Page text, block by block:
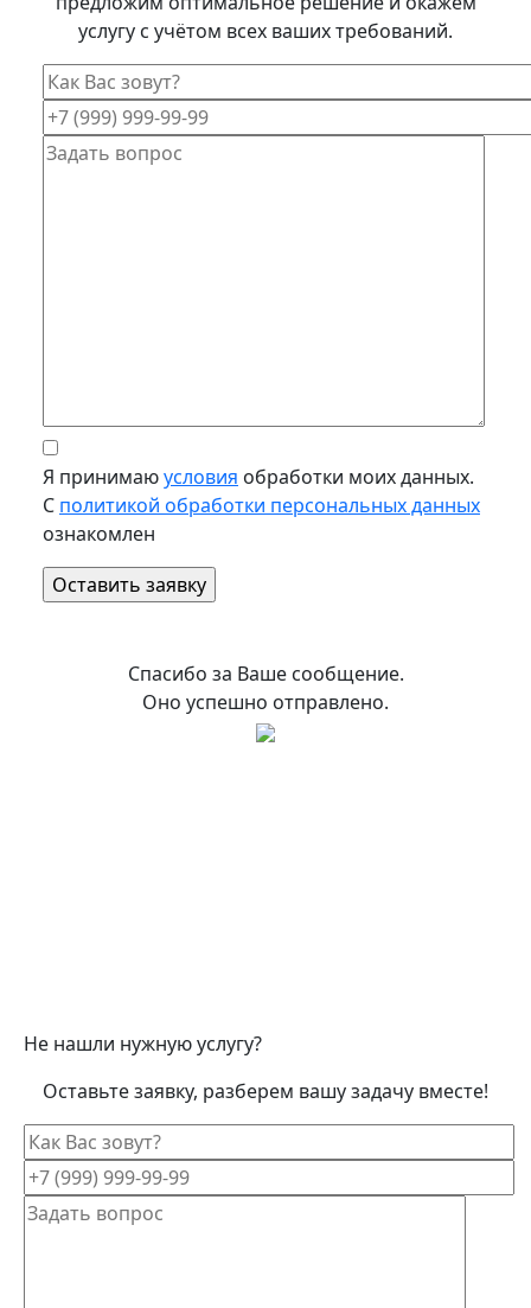
услугу с учётом всех ваших требований.
Я принимаюусловия обработки моих данных.
С политикой обработки персональных данных
ознакомлен
Спасибо за Ваше сообщение.
Оно успешно отправлено.
Не нашли нужную услугу?
Оставьте заявку, разберем вашу задачу вместе!